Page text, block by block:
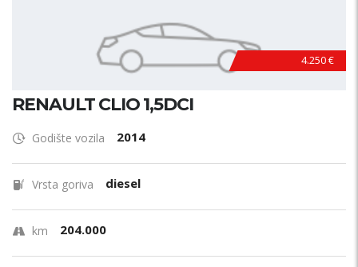
4.250 €
RENAULT CLIO 1,5DCI
Godište vozila 2014
Vrsta goriva diesel
km 204.000